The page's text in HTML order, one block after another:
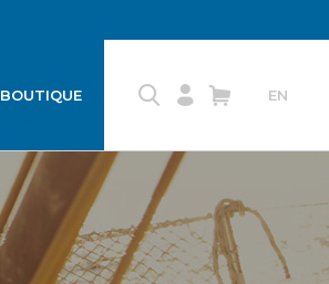
BOUTIQUE EN